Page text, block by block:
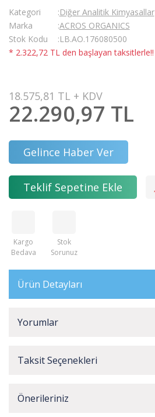
Kategori
Diğer Analitik Kimyasallar
Marka
ACROS ORGANICS
Stok Kodu
LB.AO.176080500
* 2.322,72 TL den başlayan taksitlerle!!
18.575,81 TL + KDV
22.290,97 TL
Gelince Haber Ver
Teklif Sepetine Ekle
Kargo
Bedava
Stok
Sorunuz
Ürün Detayları
Yorumlar
Taksit Seçenekleri
Önerileriniz